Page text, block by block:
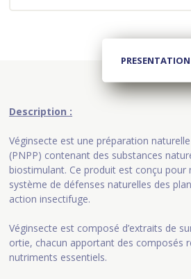
PRESENTATION
Description :
Véginsecte est une préparation
(PNPP) contenant des substances
biostimulant. Ce produit est conçu
système de défenses naturelles des
action insectifuge.
Véginsecte est composé d’extraits de
ortie, chacun apportant des composés
nutriments essentiels.